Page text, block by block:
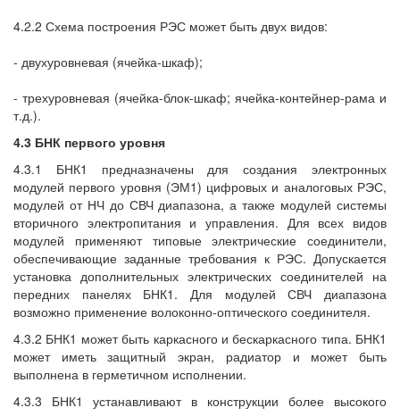
4.2.2 Схема построения РЭС может быть двух видов:
- двухуровневая (ячейка-шкаф);
- трехуровневая (ячейка-блок-шкаф; ячейка-контейнер-рама и
т.д.).
4.3 БНК первого уровня
4.3.1 БНК1 предназначены для создания электронных
модулей первого уровня (ЭМ1) цифровых и аналоговых РЭС,
модулей от НЧ до СВЧ диапазона, а также модулей системы
вторичного электропитания и управления. Для всех видов
модулей применяют типовые электрические соединители,
обеспечивающие заданные требования к РЭС. Допускается
установка дополнительных электрических соединителей на
передних панелях БНК1. Для модулей СВЧ диапазона
возможно применение волоконно-оптического соединителя.
4.3.2 БНК1 может быть каркасного и бескаркасного типа. БНК1
может иметь защитный экран, радиатор и может быть
выполнена в герметичном исполнении.
4.3.3 БНК1 устанавливают в конструкции более высокого